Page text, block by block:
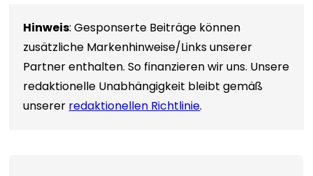
Hinweis: Gesponserte Beiträge können
zusätzliche Markenhinweise/Links unserer
Partner enthalten. So finanzieren wir uns. Unsere
redaktionelle Unabhängigkeit bleibt gemäß
unserer redaktionellen Richtlinie.